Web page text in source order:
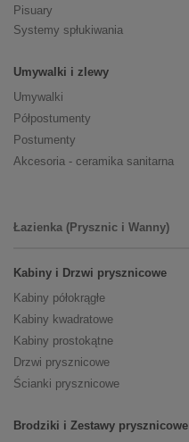
Pisuary
Systemy spłukiwania
Umywalki i zlewy
Umywalki
Półpostumenty
Postumenty
Akcesoria - ceramika sanitarna
Łazienka (Prysznic i Wanny)
Kabiny i Drzwi prysznicowe
Kabiny półokrągłe
Kabiny kwadratowe
Kabiny prostokątne
Drzwi prysznicowe
Ścianki prysznicowe
Brodziki i Zestawy prysznicowe